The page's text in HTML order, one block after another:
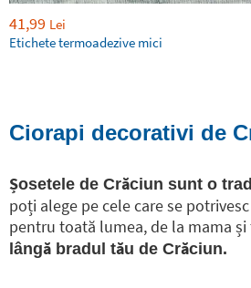
41,99 Lei
Etichete termoadezive mici
Ciorapi decorativi de
Șosetele de Crăciun sunt o
poți alege pe cele care se
pentru toată lumea, de la mama
lângă bradul tău de Crăciun.